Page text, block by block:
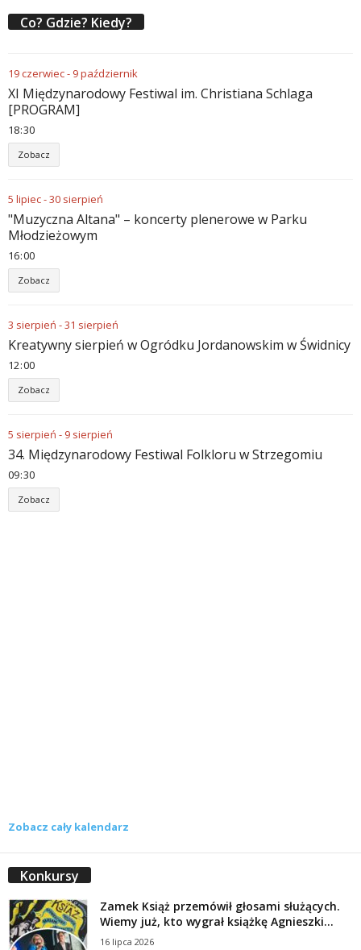
Co? Gdzie? Kiedy?
19czerwiec- 9październik
XI Międzynarodowy Festiwal im. Christiana Schlaga
[PROGRAM]
18:30
Zobacz
5 lipiec-30 sierpień
"Muzyczna Altana" – koncerty plenerowe w Parku
Młodzieżowym
16:00
Zobacz
3 sierpień -31 sierpień
Kreatywny sierpień w Ogródku Jordanowskim w Świdnicy
12:00
Zobacz
5 sierpień - 9 sierpień
34. Międzynarodowy Festiwal Folkloru w Strzegomiu
09:30
Zobacz
Zobacz cały kalendarz
Konkursy
Zamek Książ przemówił głosami służących.
Wiemy już, kto wygrał książkę Agnieszki...
16 lipca 2026